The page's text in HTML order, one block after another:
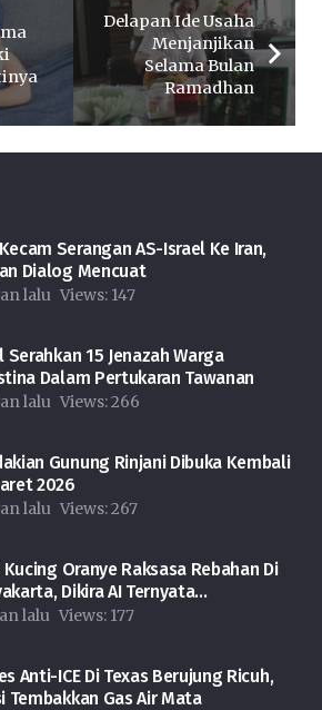
Delapan Ide Usaha
Menjanjikan
Selama Bulan
Ramadhan
Serangan AS-Israel Ke Iran,
Dialog Mencuat
lalu Views: 147
Serahkan 15 Jenazah Warga
Dalam Pertukaran Tawanan
lalu Views:266
Gunung Rinjani Dibuka Kembali
2026
lalu Views:267
Kucing Oranye Raksasa Rebahan Di
Dikira AI Ternyata…
lalu Views: 177
Anti-ICE Di Texas Berujung Ricuh,
Tembakkan Gas Air Mata